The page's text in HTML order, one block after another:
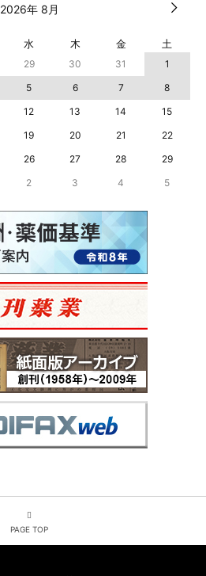
2026年 8月
水 木 金 土
29 30 31
1
5 6 7
8
12 13 14
15
19 20 21
22
26 27 28
29
2 3 4 5
PAGE TOP